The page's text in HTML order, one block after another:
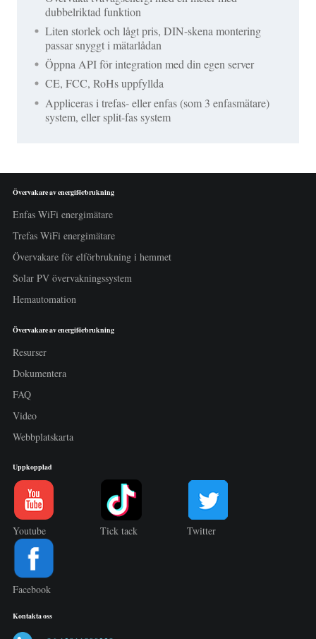
dubbelriktad funktion
Liten storlek och lågt pris, DIN-skena montering
passar snyggt i mätarlådan
Öppna API för integration med din egen server
CE, FCC, RoHs uppfyllda
Appliceras i trefas- eller enfas (som 3 enfasmätare)
system, eller split-fas system
Övervakare av energiförbrukning
Enfas WiFi energimätare
Trefas WiFi energimätare
Övervakare för elförbrukning i hemmet
Solar PV övervakningssystem
Hemautomation
Övervakare av energiförbrukning
Resurser
Dokumentera
FAQ
Video
Webbplatskarta
Uppkopplad
Youtube Tick tack Twitter
Facebook
Kontakta oss